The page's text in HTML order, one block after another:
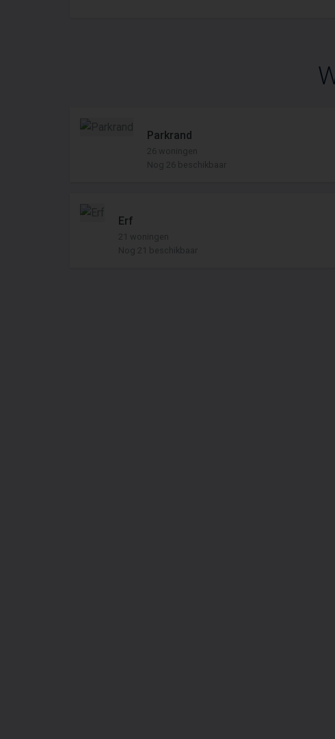
Parkrand
26 woningen
Nog 26 beschikbaar
Erf
21 woningen
Nog 21 beschikbaar